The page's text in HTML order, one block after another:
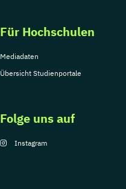
Für Hochschulen
Mediadaten
Übersicht Studienportale
Folge uns auf
Instagram